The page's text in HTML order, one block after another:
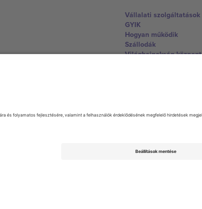
Vállalati szolgáltatások
GYIK
Hogyan működik
Szállodák
Világbajnokság központ